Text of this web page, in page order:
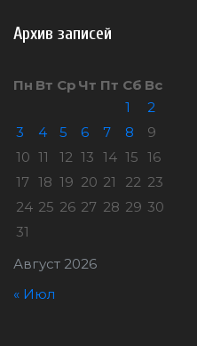
Архив записей
Август 2026
Пн Вт Ср Чт Пт Сб Вс
1
2
3
4 5 6 7 8
9
10 11 12 13 14 15 16
17 18 19 20 21 22 23
24 25 26 27 28 29 30
31
« Июл